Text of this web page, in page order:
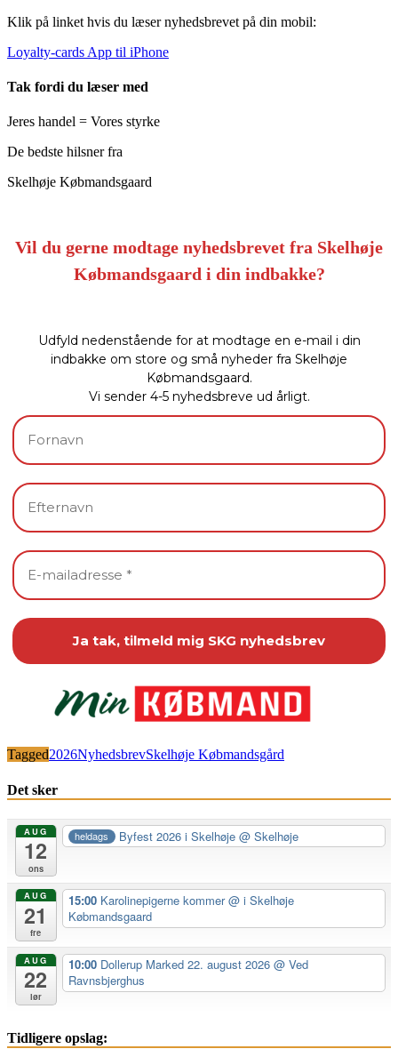
Klik på linket hvis du læser nyhedsbrevet på din mobil:
Loyalty-cards App til iPhone
Tak fordi du læser med
Jeres handel = Vores styrke
De bedste hilsner fra
Skelhøje Købmandsgaard
Vil du gerne modtage nyhedsbrevet fra Skelhøje
Købmandsgaard i din indbakke?
Udfyld nedenstående for at modtage en e-mail i din
indbakke om store og små nyheder fra Skelhøje
Købmandsgaard.
Vi sender 4-5 nyhedsbreve ud årligt.
Tagged2026NyhedsbrevSkelhøje Købmandsgård
Det sker
AUG
12
ons
heldags Byfest 2026 i Skelhøje@ Skelhøje
AUG
21
fre
15:00 Karolinepigerne kommer@ i Skelhøje
Købmandsgaard
AUG
22
lør
10:00 Dollerup Marked 22. august 2026 @ Ved
Ravnsbjerghus
Tidligere opslag: